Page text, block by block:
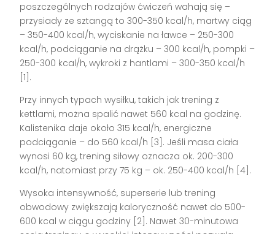
poszczególnych rodzajów ćwiczeń wahają się –
przysiady ze sztangą to 300-350 kcal/h, martwy ciąg
– 350-400 kcal/h, wyciskanie na ławce – 250-300
kcal/h, podciąganie na drążku – 300 kcal/h, pompki –
250-300 kcal/h, wykroki z hantlami – 300-350 kcal/h
[1].
Przy innych typach wysiłku, takich jak trening z
kettlami, można spalić nawet 560 kcal na godzinę.
Kalistenika daje około 315 kcal/h, energiczne
podciąganie – do 560 kcal/h [3]. Jeśli masa ciała
wynosi 60 kg, trening siłowy oznacza ok. 200-300
kcal/h, natomiast przy 75 kg – ok. 250-400 kcal/h [4].
Wysoka intensywność, superserie lub trening
obwodowy zwiększają kaloryczność nawet do 500-
600 kcal w ciągu godziny [2]. Nawet 30-minutowa